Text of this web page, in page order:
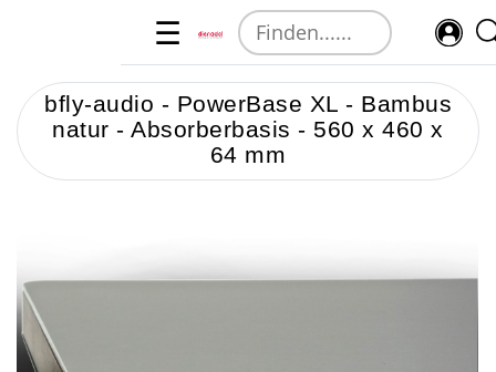
☰
bfly-audio - PowerBase XL - Bambus
natur - Absorberbasis - 560 x 460 x
64 mm